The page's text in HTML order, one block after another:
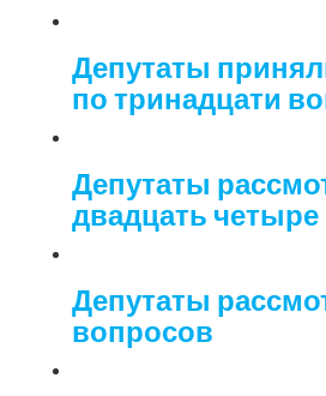
Депутаты
по тринадцати
Депутаты
двадцать
Депутаты
вопросов